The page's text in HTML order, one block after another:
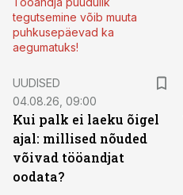
tegutsemine võib muuta
puhkusepäevad ka
aegumatuks!
UUDISED
04.08.26, 09:00
Kui palk ei laeku õigel
ajal: millised nõuded
võivad tööandjat
oodata?